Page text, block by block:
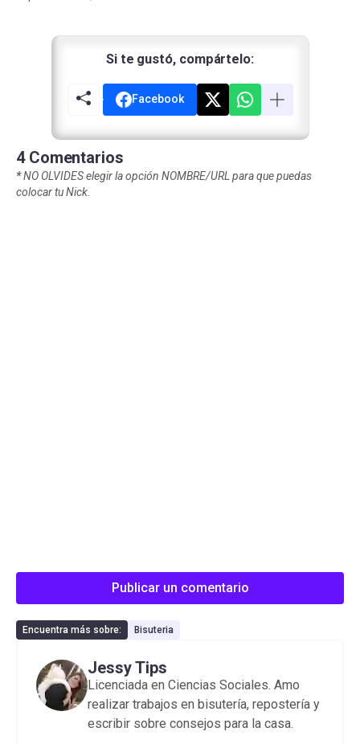
Si te gustó, compártelo:
Facebook
4 Comentarios
*NO OLVIDES elegir la opción NOMBRE/URL para que puedas
colocar tu Nick.
Publicar un comentario
Encuentra más sobre: Bisuteria
Jessy Tips
Licenciada en Ciencias Sociales. Amo
realizar trabajos en bisutería, repostería y
escribir sobre consejos para la casa.